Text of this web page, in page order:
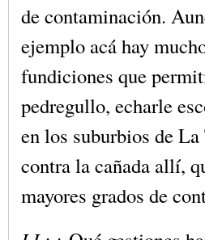
de contaminación.
ejemplo acá hay
fundiciones que
pedregullo, echarle
en los suburbios de
contra la cañada allí,
mayores grados de